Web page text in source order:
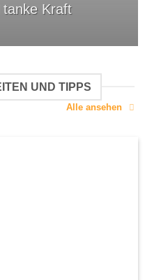
tanke Kraft
UND TIPPS
Alle ansehen